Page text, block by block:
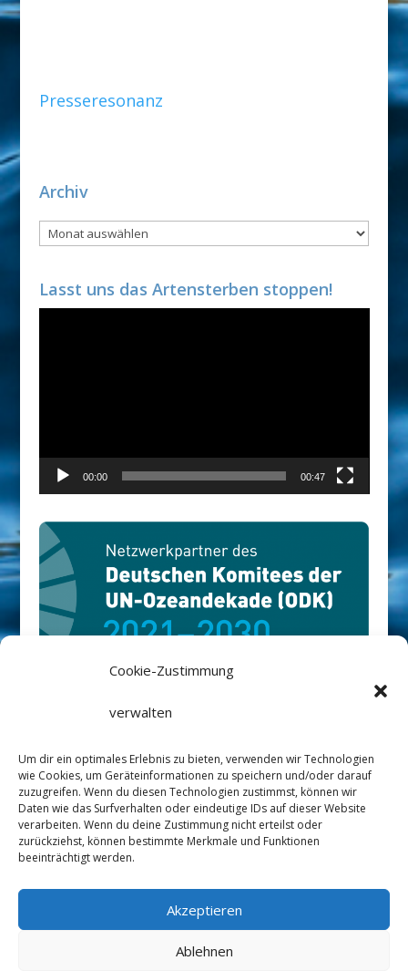
Cookie-Zustimmung
verwalten
Um dir ein optimales Erlebnis zu bieten, verwenden wir Technologien
wie Cookies, um Geräteinformationen zu speichern und/oder darauf
zuzugreifen. Wenn du diesen Technologien zustimmst, können wir
Daten wie das Surfverhalten oder eindeutige IDs auf dieser Website
verarbeiten. Wenn du deine Zustimmung nicht erteilst oder
zurückziehst, können bestimmte Merkmale und Funktionen
beeinträchtigt werden.
Akzeptieren
Ablehnen
Presseresonanz
Archiv
Archiv
Lasst uns das Artensterben stoppen!
00:00 00:47
Komitees://ozeandekade.de/
Datenschutz Impressum Satzung
Linkedin Mastodon